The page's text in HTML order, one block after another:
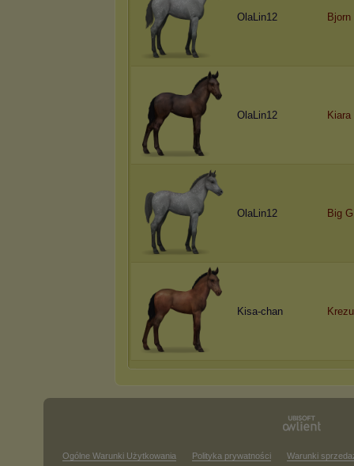
OlaLin12 Bjorn
OlaLin12 Kiara
OlaLin12 Big G
Kisa-chan
Ogólne Warunki Użytkowania Polityka prywatności Warunki